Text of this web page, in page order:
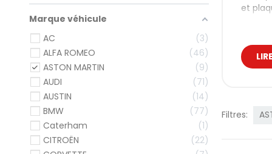
et
À
En
Filtres:
Marque véhicule
AC
3
ALFA ROMEO
46
ASTON MARTIN
9
AUDI
71
AUSTIN
14
BMW
77
Caterham
1
CITROËN
22